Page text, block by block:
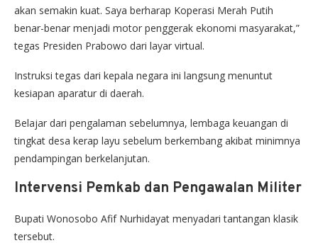
akan semakin kuat. Saya berharap Koperasi Merah Putih
benar-benar menjadi motor penggerak ekonomi masyarakat,”
tegas Presiden Prabowo dari layar virtual.
Instruksi tegas dari kepala negara ini langsung menuntut
kesiapan aparatur di daerah.
Belajar dari pengalaman sebelumnya, lembaga keuangan di
tingkat desa kerap layu sebelum berkembang akibat minimnya
pendampingan berkelanjutan.
Intervensi Pemkab dan Pengawalan Militer
Bupati Wonosobo Afif Nurhidayat menyadari tantangan klasik
tersebut.